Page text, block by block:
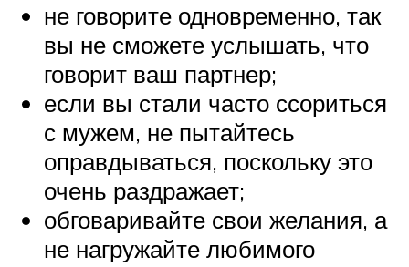
не говорите одновременно, так
вы не сможете услышать, что
говорит ваш партнер;
если вы стали часто ссориться
с мужем, не пытайтесь
оправдываться, поскольку это
очень раздражает;
обговаривайте свои желания, а
не нагружайте любимого